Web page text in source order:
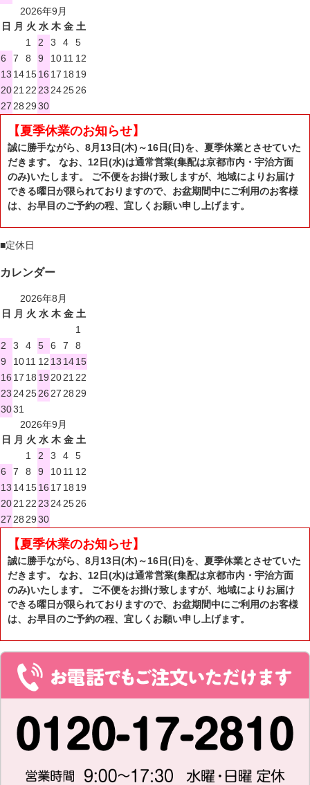
2026年9月
日 月 火 水 木 金 土
1
2 3 4
5
6
7 8 9 1011 12
13 141516 17 18 19
2021 22 23 242526
27 28 2930
【夏季休業のお知らせ】
誠に勝手ながら、8月13日(木)～16日(日)を、夏季休業とさせていた
だきます。 なお、12日(水)は通常営業(集配は京都市内・宇治方面
のみ)いたします。 ご不便をお掛け致しますが、地域によりお届け
できる曜日が限られておりますので、お盆期間中にご利用のお客様
は、お早目のご予約の程、宜しくお願い申し上げます。
■定休日
カレンダー
2026年8月
日 月 火 水 木 金 土
1
2
3 4 5 6 7
8
9
1011 12 13 1415
16 17 18 19202122
23242526272829
3031
2026年9月
日 月 火 水 木 金 土
1
2 3 4
5
6
7 8 9 1011 12
13 141516 17 18 19
20212223242526
27282930
【夏季休業のお知らせ】
誠に勝手ながら、8月13日(木)～16日(日)を、夏季休業とさせていた
だきます。 なお、12日(水)は通常営業(集配は京都市内・宇治方面
のみ)いたします。 ご不便をお掛け致しますが、地域によりお届け
できる曜日が限られておりますので、お盆期間中にご利用のお客様
は、お早目のご予約の程、宜しくお願い申し上げます。